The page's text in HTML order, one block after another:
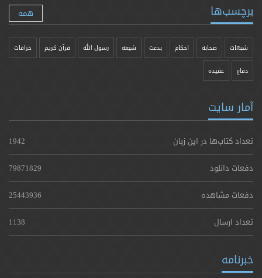
برچسب‌ها همه
شبهات صحابه احکام بدعت شیعه رسول الله قرآن کریم خرافات
دفاع عقیده
آمار سایت
تعداد کتاب‌ها در این زبان
1942
دفعات دانلود
79871829
دفعات مشاهده
25443936
تعداد ارسال
1138
خبرنامه